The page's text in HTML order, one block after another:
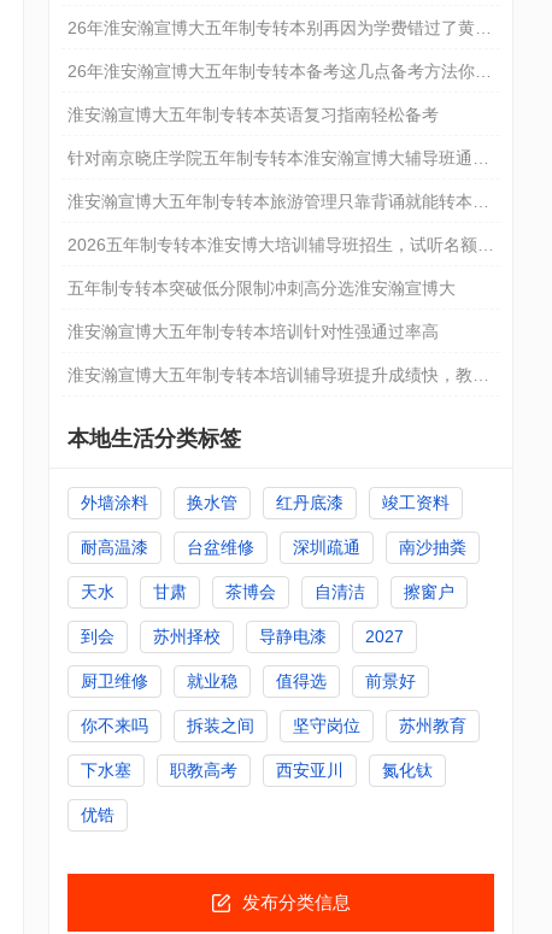
态
26年淮安瀚宣博大五年制专转本别再因为学费错过了黄金
时间
26年淮安瀚宣博大五年制专转本备考这几点备考方法你一
定要知道
淮安瀚宣博大五年制专转本英语复习指南轻松备考
针对南京晓庄学院五年制专转本淮安瀚宣博大辅导班通过
率高可试听
淮安瀚宣博大五年制专转本旅游管理只靠背诵就能转本成
功吗
2026五年制专转本淮安博大培训辅导班招生，试听名额免
费领
五年制专转本突破低分限制冲刺高分选淮安瀚宣博大
淮安瀚宣博大五年制专转本培训针对性强通过率高
淮安瀚宣博大五年制专转本培训辅导班提升成绩快，教学
本地生活分类标签
外墙涂料 换水管 红丹底漆 竣工资料
耐高温漆 台盆维修 深圳疏通 南沙抽粪
天水 甘肃 茶博会 自清洁 擦窗户
到会 苏州择校 导静电漆 2027
厨卫维修 就业稳 值得选 前景好
你不来吗 拆装之间 坚守岗位 苏州教育
下水塞 职教高考 西安亚川 氮化钛
优锆
发布分类信息